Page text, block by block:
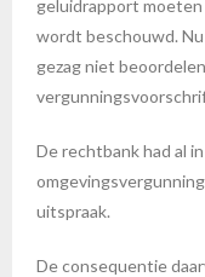
geluidrapport
wordt beschouwd.
gezag niet
De rechtbank had al
uitspraak.
De consequentie